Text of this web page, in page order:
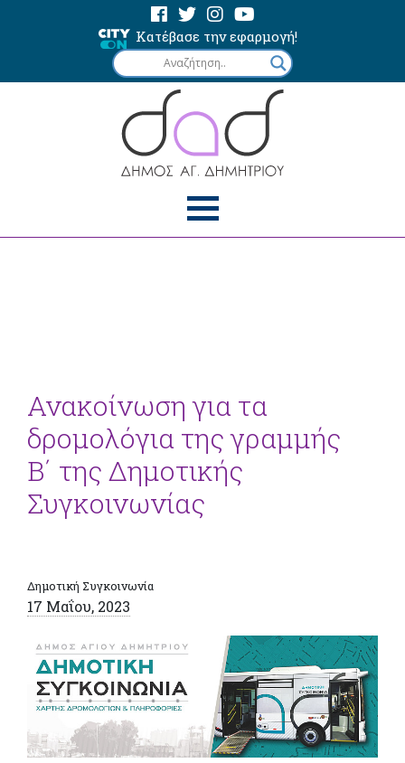
Κατέβασε την εφαρμογή!
Ανακοίνωση για τα
δρομολόγια της γραμμής
Β΄ της Δημοτικής
Συγκοινωνίας
Δημοτική Συγκοινωνία
17 Μαΐου, 2023